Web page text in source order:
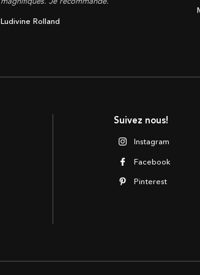
Ludivine Rolland
Suivez nous!
Instagram
Facebook
Pinterest